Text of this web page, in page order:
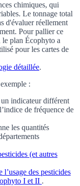
chimiques, qui
Le tonnage total
d'évaluer réellement
Pour pallier ce
plan Écophyto a
pour les cartes de
détaillée.
:
indicateur différent
de fréquence de
les quantités
(et autres
l’usage des pesticides
I et II .